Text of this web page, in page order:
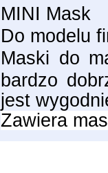
MINI Mask
Do modelu
Maski do
bardzo
jest
Zawiera